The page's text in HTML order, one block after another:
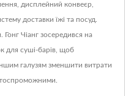
дисплейний конвеєр,
доставки їжі та посуд.
Чіанг зосередився на
для суші-барів, щоб
галузям зменшити витрати